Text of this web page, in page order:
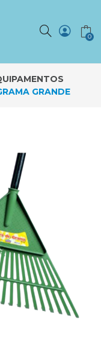
0
GRANDE